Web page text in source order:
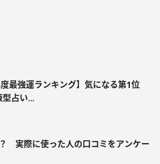
度最強運ランキング】気になる第1位
占い...
実際に使った人の口コミをアンケー